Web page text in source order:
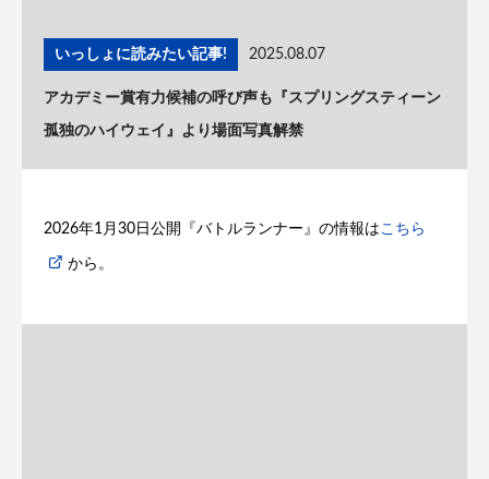
いっしょに読みたい記事! 2025.08.07
アカデミー賞有力候補の呼び声も『スプリングスティーン
孤独のハイウェイ』より場面写真解禁
2026年1月30日公開『バトルランナー』の情報はこちら
から。